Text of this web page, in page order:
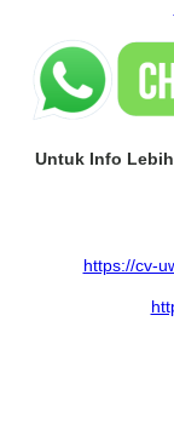
Untuk Info
https://cv-